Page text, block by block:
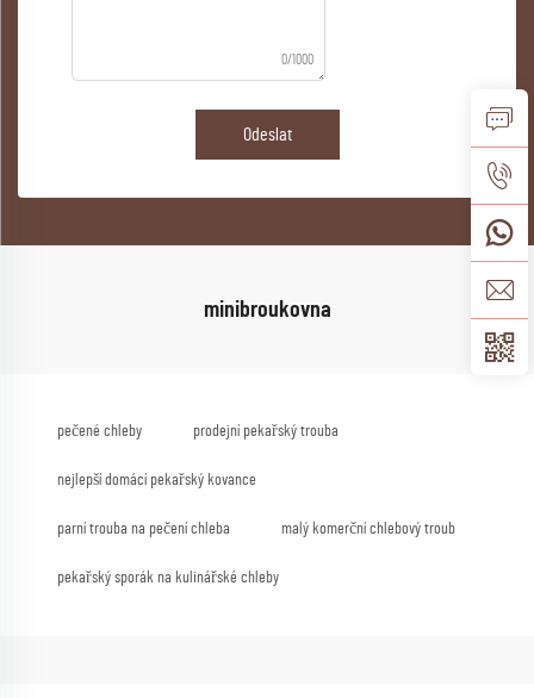
0/1000
Odeslat
minibroukovna
pečené chleby prodejní pekařský trouba
nejlepší domácí pekařský kovance
parní trouba na pečení chleba malý komerční chlebový troub
pekařský sporák na kulinářské chleby